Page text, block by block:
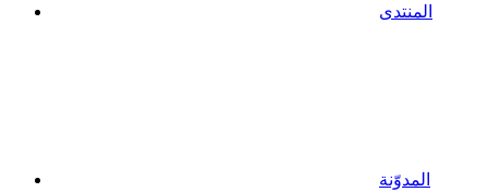
المنتدى
المدوّنة